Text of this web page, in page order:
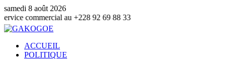
samedi 8 août 2026
au +228 92 69 88 33
ACCUEIL
POLITIQUE